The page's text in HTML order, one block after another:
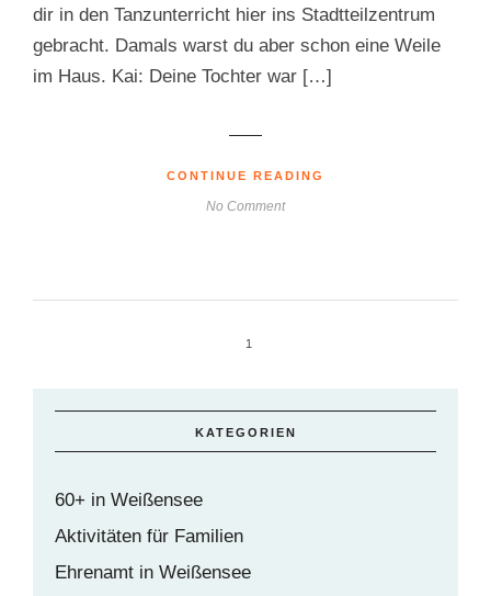
dir in den Tanzunterricht hier ins Stadtteilzentrum
gebracht. Damals warst du aber schon eine Weile
im Haus. Kai: Deine Tochter war […]
CONTINUE READING
No Comment
1
KATEGORIEN
60+ in Weißensee
Aktivitäten für Familien
Ehrenamt in Weißensee